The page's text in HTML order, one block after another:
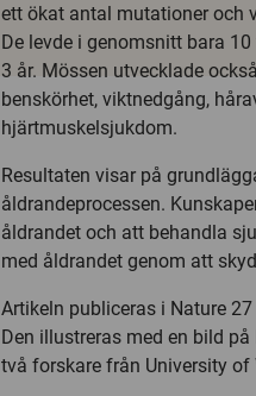
ett ökat antal mutationer och
De levde i genomsnitt bara
3 år. Mössen utvecklade
benskörhet, viktnedgång,
hjärtmuskelsjukdom.
Resultaten visar på
åldrandeprocessen.
åldrandet och att behandla
med åldrandet genom att
Artikeln publiceras i Nature
Den illustreras med en bild
två forskare från University of